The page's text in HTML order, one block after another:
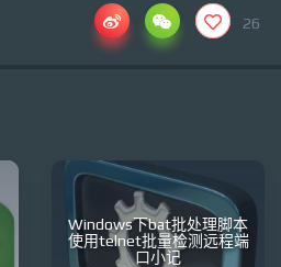
26
Windows下bat批处理脚本
使用telnet批量检测远程端
口小记